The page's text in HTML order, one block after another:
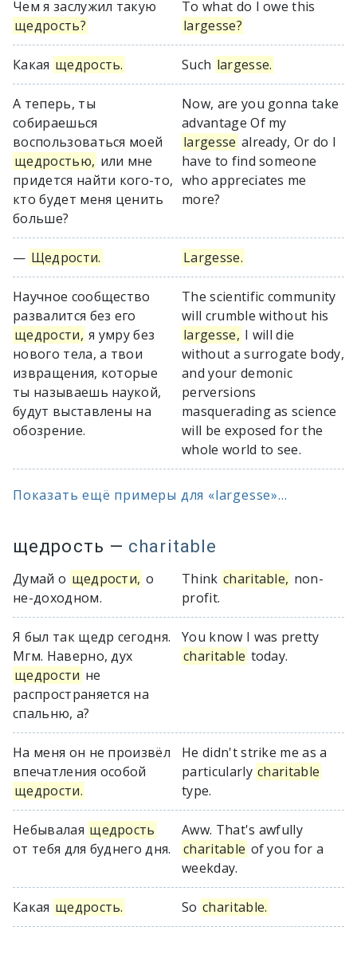
Чем я заслужил такую
щедрость?
To what do I owe this
largesse?
Какая щедрость. Such largesse.
А теперь, ты
собираешься
воспользоваться моей
щедростью, или мне
придется найти кого-то,
кто будет меня ценить
больше?
Now, are you gonna take
advantage Of my
largesse already, Or do I
have to find someone
who appreciates me
more?
— Щедрости. Largesse.
Научное сообщество
развалится без его
щедрости, я умру без
нового тела, а твои
извращения, которые
ты называешь наукой,
будут выставлены на
обозрение.
The scientific community
will crumble without his
largesse, I will die
without a surrogate body,
and your demonic
perversions
masquerading as science
will be exposed for the
whole world to see.
Показать ещё примеры для «largesse»...
щедрость — charitable
Думай о щедрости, о
не-доходном.
Think charitable, non-
profit.
Я был так щедр сегодня.
Мгм. Наверно, дух
щедрости не
распространяется на
спальню, а?
You know I was pretty
charitable today.
На меня он не произвёл
впечатления особой
щедрости.
He didn't strike me as a
particularly charitable
type.
Небывалая щедрость
от тебя для буднего дня.
Aww. That's awfully
charitable of you for a
weekday.
Какая щедрость. So charitable.